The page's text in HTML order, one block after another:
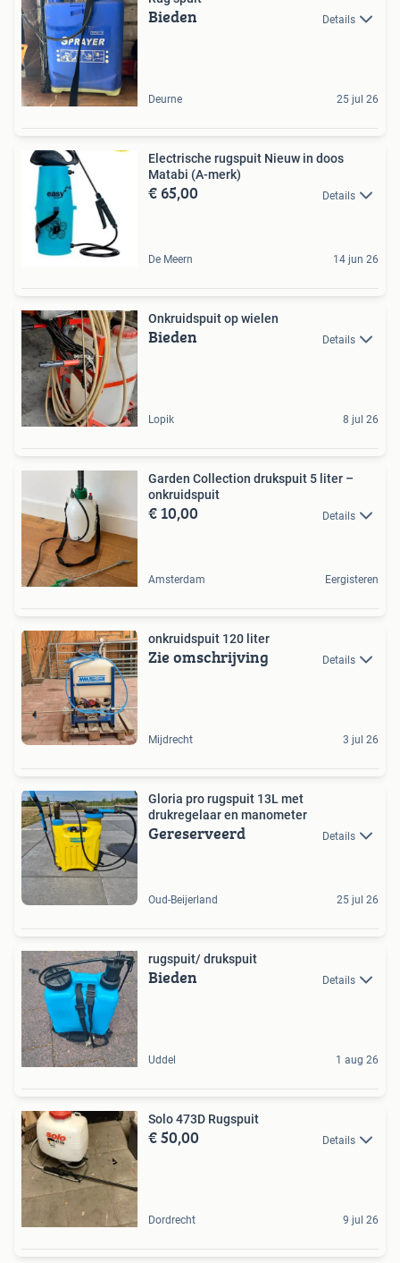
Bieden Details
Deurne 25 jul 26
Electrische rugspuit Nieuw in doos
Matabi (A-merk)
€ 65,00 Details
De Meern 14 jun 26
Onkruidspuit op wielen
Bieden Details
Lopik 8 jul 26
Garden Collection drukspuit 5 liter –
onkruidspuit
€ 10,00 Details
Amsterdam Eergisteren
onkruidspuit 120 liter
Zie omschrijving Details
Mijdrecht 3 jul 26
Gloria pro rugspuit 13L met
drukregelaar en manometer
Gereserveerd Details
Oud-Beijerland 25 jul 26
rugspuit/ drukspuit
Bieden Details
Uddel 1 aug 26
Solo 473D Rugspuit
€ 50,00 Details
Dordrecht 9 jul 26